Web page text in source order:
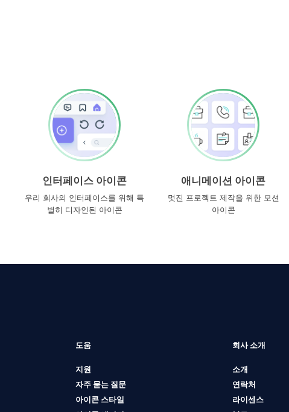
인터페이스 아이콘
우리 회사의 인터페이스를 위해 특
별히 디자인된 아이콘
애니메이션 아이콘
멋진 프로젝트 제작을 위한 모션
아이콘
도움
지원
자주 묻는 질문
아이콘 스타일
회사 소개
소개
연락처
라이센스